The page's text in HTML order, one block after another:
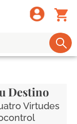
Destino
Virtudes